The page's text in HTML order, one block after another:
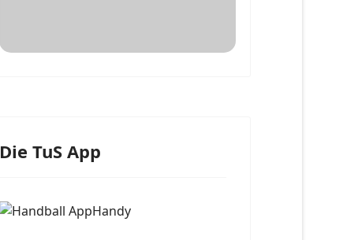
Die TuS App